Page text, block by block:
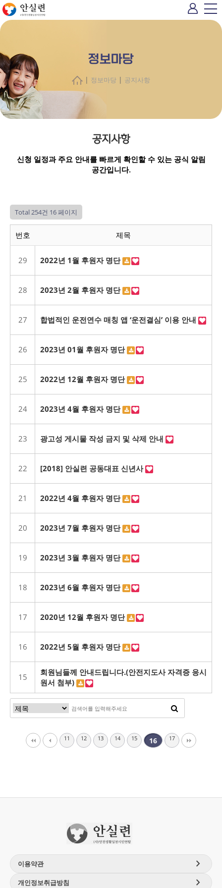
정보마당
| 정보마당 | 공지사항
공지사항
신청 일정과 주요 안내를 빠르게 확인할 수 있는 공식 알림
공간입니다.
Total 254건 16 페이지
번호 제목
29 2022년 1월 후원자 명단
28 2023년 2월 후원자 명단
27 합법적인 운전연수 매칭 앱 ‘운전결심’ 이용 안내
26 2023년 01월 후원자 명단
25 2022년 12월 후원자 명단
24 2023년 4월 후원자 명단
23 광고성 게시물 작성 금지 및 삭제 안내
22 [2018] 안실련 공동대표 신년사
21 2022년 4월 후원자 명단
20 2023년 7월 후원자 명단
19 2023년 3월 후원자 명단
18 2023년 6월 후원자 명단
17 2020년 12월 후원자 명단
16 2022년 5월 후원자 명단
15
회원님들께 안내드립니다.(안전지도사 자격증 응시
원서 첨부)
11 12 13 14 15 16 17
이용약관 chevron_right
개인정보취급방침 chevron_right